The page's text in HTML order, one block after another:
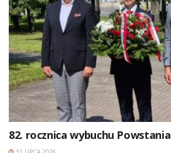
82. rocznica wybuchu